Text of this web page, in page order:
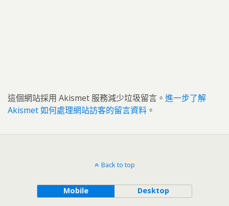
這個網站採用 Akismet 服務減少垃圾留言。 進一步了解
Akismet 如何處理網站訪客的留言資料 。
Back to top
Mobile Desktop